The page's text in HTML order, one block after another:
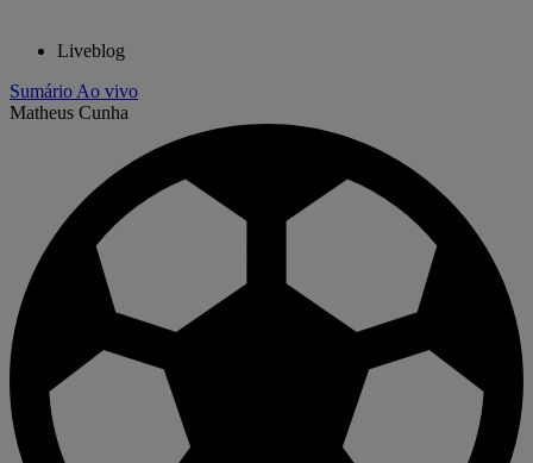
Liveblog
Sumário Ao vivo
Matheus Cunha